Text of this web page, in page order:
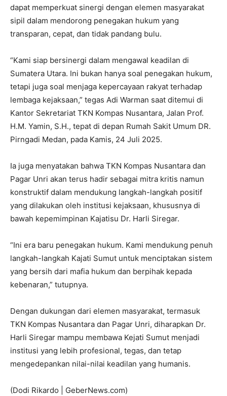
dapat memperkuat sinergi dengan elemen masyarakat
sipil dalam mendorong penegakan hukum yang
transparan, cepat, dan tidak pandang bulu.
“Kami siap bersinergi dalam mengawal keadilan di
Sumatera Utara. Ini bukan hanya soal penegakan hukum,
tetapi juga soal menjaga kepercayaan rakyat terhadap
lembaga kejaksaan,” tegas Adi Warman saat ditemui di
Kantor Sekretariat TKN Kompas Nusantara, Jalan Prof.
H.M. Yamin, S.H., tepat di depan Rumah Sakit Umum DR.
Pirngadi Medan, pada Kamis, 24 Juli 2025.
Ia juga menyatakan bahwa TKN Kompas Nusantara dan
Pagar Unri akan terus hadir sebagai mitra kritis namun
konstruktif dalam mendukung langkah-langkah positif
yang dilakukan oleh institusi kejaksaan, khususnya di
bawah kepemimpinan Kajatisu Dr. Harli Siregar.
“Ini era baru penegakan hukum. Kami mendukung penuh
langkah-langkah Kajati Sumut untuk menciptakan sistem
yang bersih dari mafia hukum dan berpihak kepada
kebenaran,” tutupnya.
Dengan dukungan dari elemen masyarakat, termasuk
TKN Kompas Nusantara dan Pagar Unri, diharapkan Dr.
Harli Siregar mampu membawa Kejati Sumut menjadi
institusi yang lebih profesional, tegas, dan tetap
mengedepankan nilai-nilai keadilan yang humanis.
(Dodi Rikardo | GeberNews.com)